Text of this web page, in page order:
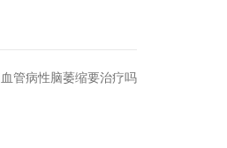
管病性脑萎缩要治疗吗